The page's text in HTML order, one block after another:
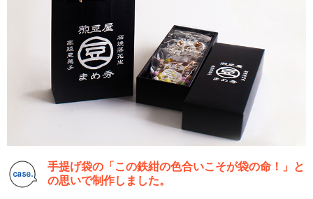
手提げ袋の「この鉄紺の色合いこそが袋の命！」と
の思いで制作しました。